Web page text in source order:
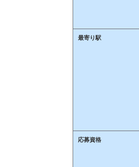
最寄り駅
応募資格